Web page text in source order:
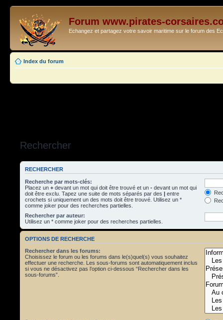
Forum www.pirates-
Echangez et partagez votre savoir maritime sur le forum des
Index du forum
Rechercher
RECHERCHER
Recherche par mots-clés:
Placez un + devant un mot qui doit être trouvé et un - devant un mot qui
doit être exclu. Tapez une suite de mots séparés par des | entre
crochets si uniquement un des mots doit être trouvé. Utilisez un *
comme joker pour des recherches partielles.
Rechercher par auteur:
Utilisez un * comme joker pour des recherches partielles.
OPTIONS DE RECHERCHE
Rechercher dans les forums:
Choisissez le forum ou les forums dans le(s)quel(s) vous souhaitez
effectuer une recherche. Les sous-forums sont automatiquement inclus
si vous ne désactivez pas l’option ci-dessous “Rechercher dans les
sous-forums”.